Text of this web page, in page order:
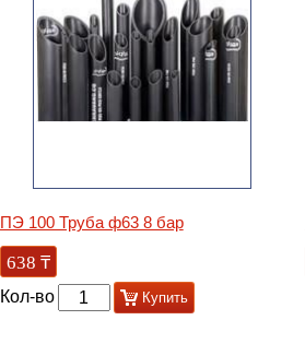
ПЭ 100 Труба ф63 8 бар
638 ₸
Кол-во Купить